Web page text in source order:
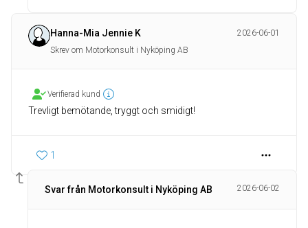
Hanna-Mia Jennie K
2026-06-01
Skrev om Motorkonsult i Nyköping AB
Verifierad kund
Trevligt bemötande, tryggt och smidigt!
1
Svar från Motorkonsult i Nyköping AB 2026-06-02